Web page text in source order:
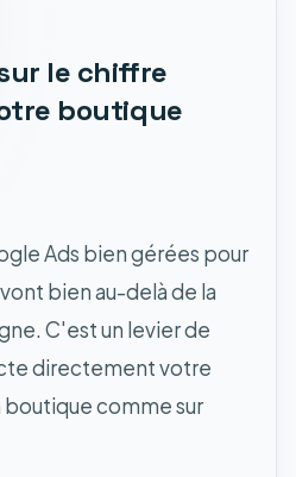
le chiffre
boutique
Ads bien gérées pour
bien au-delà de la
C'est un levier de
directement votre
comme sur